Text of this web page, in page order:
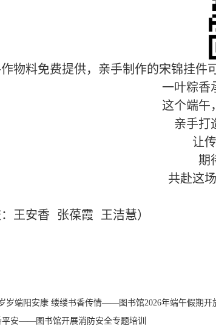
物料免费提供，亲手制作的宋锦挂件
一叶粽香
这个端午
亲手打
让
期
共赴这
王安香 张葆霞 王洁慧）
岁岁端阳安康 缕缕书香传情——图书馆2026年端午假期开
平安——图书馆开展消防安全专题培训